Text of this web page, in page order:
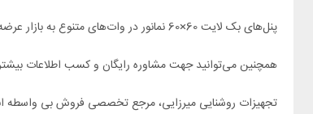
پنل‌های بک لایت 60×60 نمانور در وات‌های متنوع به بازار عرضه می‌شود. لذا جهت مشاهده و کسب اطلاعات درباره این پنل‌ها
همچنین می‌توانید جهت مشاوره رایگان و کسب اطلاعات بیشتر
تجهیزات روشنایی میرزایی، مرجع تخصصی فروش بی واسطه